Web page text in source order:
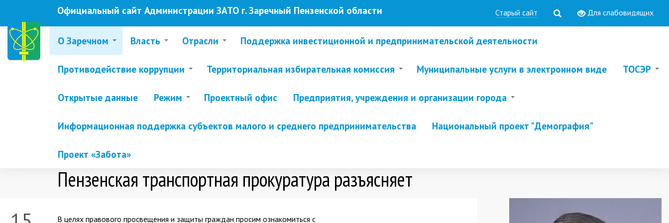
основному
содержанию
Официальный сайт Администрации ЗАТО г. Заречный Пензенской области Старый сайт Для слабовидящих
О Заречном Власть Отрасли Поддержка инвестиционной и предпринимательской деятельности
Противодействие коррупции Территориальная избирательная комиссия Муниципальные услуги в электронном виде ТОСЭР
Открытые данные Режим Проектный офис Предприятия, учреждения и организации города
Информационная поддержка субъектов малого и среднего предпринимательства Национальный проект "Демография"
Проект «Забота»
Пензенская транспортная прокуратура разъясняет
В целях правового просвещения и защиты граждан просим ознакомиться с